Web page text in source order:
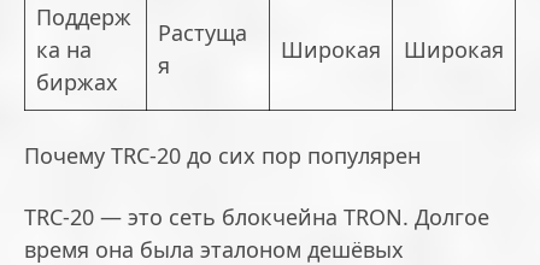
Поддерж
ка на
биржах
Растуща
я
Широкая Широкая
Почему TRC-20 до сих пор популярен
TRC-20 — это сеть блокчейна TRON. Долгое
время она была эталоном дешёвых